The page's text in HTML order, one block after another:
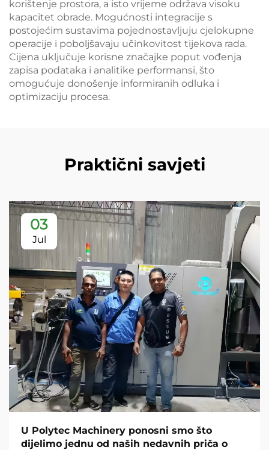
korištenje prostora, a isto vrijeme održava visoku
kapacitet obrade. Mogućnosti integracije s
postojećim sustavima pojednostavljuju cjelokupne
operacije i poboljšavaju učinkovitost tijekova rada.
Cijena uključuje korisne značajke poput vođenja
zapisa podataka i analitike performansi, što
omogućuje donošenje informiranih odluka i
optimizaciju procesa.
Praktični savjeti
03
Jul
U Polytec Machinery ponosni smo što
dijelimo jednu od naših nedavnih priča o